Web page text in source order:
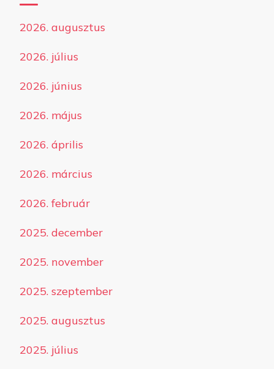
2026. augusztus
2026. július
2026. június
2026. május
2026. április
2026. március
2026. február
2025. december
2025. november
2025. szeptember
2025. augusztus
2025. július